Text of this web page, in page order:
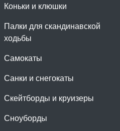
Коньки и клюшки
Палки для скандинавской
ходьбы
Самокаты
Санки и снегокаты
Скейтборды и круизеры
Сноуборды